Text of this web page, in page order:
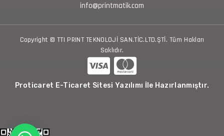
info@printmatik.com
Copyright © TTI PRINT TEKNOLOJİ SAN.TİC.LTD.ŞTİ. Tüm Hakları
Saklıdır.
Proticaret E-Ticaret Sitesi Yazılımı İle Hazırlanmıştır.